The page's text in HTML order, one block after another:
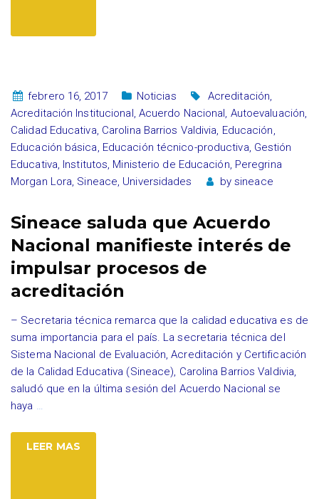
febrero 16, 2017 Noticias Acreditación,
Acreditación Institucional, Acuerdo Nacional, Autoevaluación,
Calidad Educativa, Carolina Barrios Valdivia, Educación,
Educación básica, Educación técnico-productiva, Gestión
Educativa, Institutos, Ministerio de Educación, Peregrina
Morgan Lora, Sineace, Universidades bysineace
Sineace saluda que Acuerdo
Nacional manifieste interés de
impulsar procesos de
acreditación
– Secretaria técnica remarca que la calidad educativa es de
suma importancia para el país. La secretaria técnica del
Sistema Nacional de Evaluación, Acreditación y Certificación
de la Calidad Educativa (Sineace), Carolina Barrios Valdivia,
saludó que en la última sesión del Acuerdo Nacional se
haya …
LEER MAS